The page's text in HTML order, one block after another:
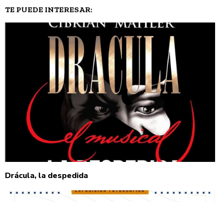
TE PUEDE INTERESAR:
Drácula, la despedida